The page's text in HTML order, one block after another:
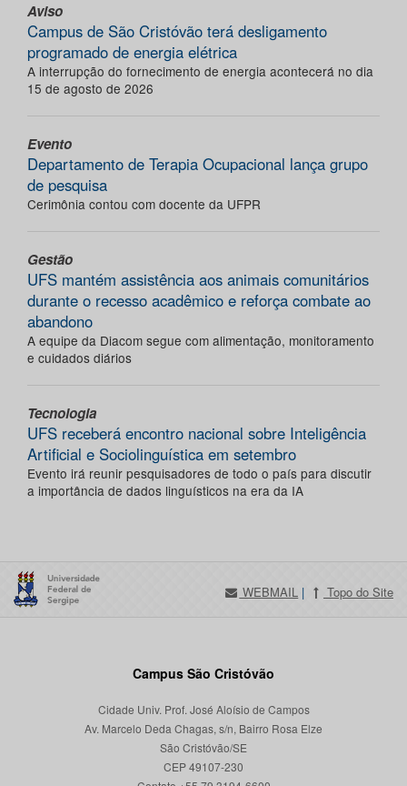
Aviso
Campus de São Cristóvão terá desligamento
programado de energia elétrica
A interrupção do fornecimento de energia acontecerá no dia
15 de agosto de 2026
Evento
Departamento de Terapia Ocupacional lança grupo
de pesquisa
Cerimônia contou com docente da UFPR
Gestão
UFS mantém assistência aos animais comunitários
durante o recesso acadêmico e reforça combate ao
abandono
A equipe da Diacom segue com alimentação, monitoramento
e cuidados diários
Tecnologia
UFS receberá encontro nacional sobre Inteligência
Artificial e Sociolinguística em setembro
Evento irá reunir pesquisadores de todo o país para discutir
a importância de dados linguísticos na era da IA
WEBMAIL | Topo do Site
Campus São Cristóvão
Cidade Univ. Prof. José Aloísio de Campos
Av. Marcelo Deda Chagas, s/n, Bairro Rosa Elze
São Cristóvão/SE
CEP 49107-230